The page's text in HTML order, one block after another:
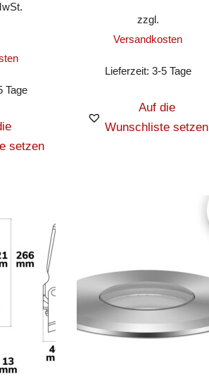
Tage
setzen
zzgl.
Versandkosten
Lieferzeit: 3-5 Tage
Auf die
Wunschliste setzen